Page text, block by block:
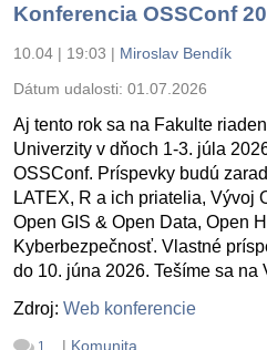
Konferencia OSSConf
10.04 | 19:03 | Miroslav Bendík
Dátum udalosti: 01.07.2026
Aj tento rok sa na Fakulte
Univerzity v dňoch 1-3. júla
OSSConf. Príspevky budú
LATEX, R a ich priatelia, Vývoj
Open GIS & Open Data, Open
Kyberbezpečnosť. Vlastné
do 10. júna 2026. Tešíme sa na
Zdroj: Web konferencie
1 | Komunita